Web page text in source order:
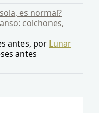
es normal?
colchones,
antes, por Lunar
antes